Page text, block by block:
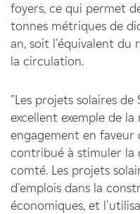
foyers, ce qui permet
tonnes métriques de
an, soit l'équivalent du
la circulation.
"Les projets solaires
excellent exemple de
engagement en faveur
contribué à stimuler la
comté. Les projets
d'emplois dans la
économiques, et